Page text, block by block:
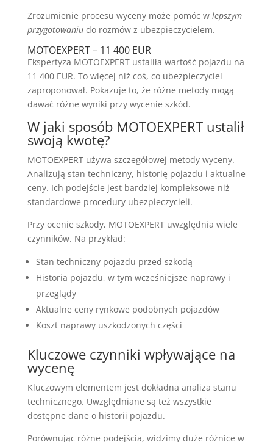
Zrozumienie procesu wyceny może pomóc w lepszym
przygotowaniudo rozmów z ubezpieczycielem.
MOTOEXPERT – 11 400 EUR
Ekspertyza MOTOEXPERT ustaliła wartość pojazdu na
11 400 EUR. To więcej niż coś, co ubezpieczyciel
zaproponował. Pokazuje to, że różne metody mogą
dawać różne wyniki przy wycenie szkód.
W jaki sposób MOTOEXPERT ustalił
swoją kwotę?
MOTOEXPERT używa szczegółowej metody wyceny.
Analizują stan techniczny, historię pojazdu i aktualne
ceny. Ich podejście jest bardziej kompleksowe niż
standardowe procedury ubezpieczycieli.
Przy ocenie szkody, MOTOEXPERT uwzględnia wiele
czynników. Na przykład:
Stan techniczny pojazdu przed szkodą
Historia pojazdu, w tym wcześniejsze naprawy i
przeglądy
Aktualne ceny rynkowe podobnych pojazdów
Koszt naprawy uszkodzonych części
Kluczowe czynniki wpływające na
wycenę
Kluczowym elementem jest dokładna analiza stanu
technicznego. Uwzględniane są też wszystkie
dostępne dane o historii pojazdu.
Porównując różne podejścia, widzimy duże różnice w